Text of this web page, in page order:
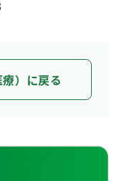
）に戻る